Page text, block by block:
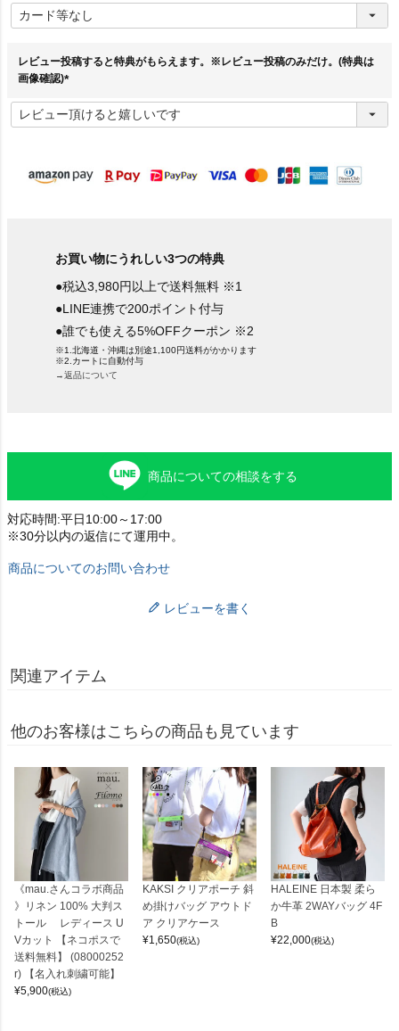
必
須
レビュー投稿すると特典がもらえます。※レビュー投稿のみだけ。(特典は
画像確認)
必
須
お買い物にうれしい3つの特典
●税込3,980円以上で送料無料 ※1
●LINE連携で200ポイント付与
●誰でも使える5%OFFクーポン ※2
※1.北海道・沖縄は別途1,100円送料がかかります
※2.カートに自動付与
→返品について
商品についての相談をする
対応時間:平日10:00～17:00
※30分以内の返信にて運用中。
商品についてのお問い合わせ
レビューを書く
関連アイテム
他のお客様はこちらの商品も見ています
《mau.さんコラボ商品
》リネン 100% 大判ス
トール レディース U
Vカット 【ネコポスで
送料無料】 (08000252
r) 【名入れ刺繍可能】
¥5,900(税込)
KAKSI クリアポーチ 斜
め掛けバッグ アウトド
ア クリアケース
¥1,650(税込)
HALEINE 日本製 柔ら
か牛革 2WAYバッグ 4F
B
¥22,000(税込)